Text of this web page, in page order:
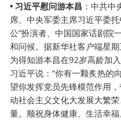
• 习近平慰问游本昌 ：中共中
席、中央军委主席习近平委
公”扮演者、中国国家话剧院
和问候。据新华社客户端星
为得知游本昌在92岁高龄加
习近平说：“你有一颗炙热的
望你发挥党员先锋模范作用
动社会主义文化大发展大繁
量。顺祝身体健康、生活幸福